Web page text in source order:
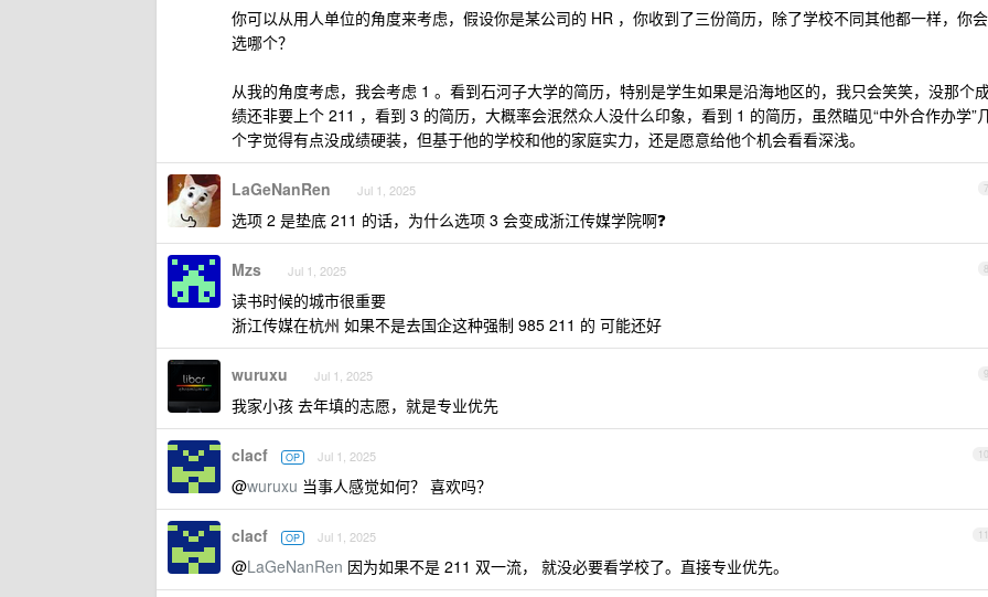
你可以从用人单位的角度来考虑，假设你是某公司的 HR ，你收到了三份简历，除了学校不同其他都一样，你会
选哪个？
从我的角度考虑，我会考虑 1 。看到石河子大学的简历，特别是学生如果是沿海地区的，我只会笑笑，没那个
绩还非要上个 211 ，看到 3 的简历，大概率会泯然众人没什么印象，看到 1 的简历，虽然瞄见“中外合作办学”
个字觉得有点没成绩硬装，但基于他的学校和他的家庭实力，还是愿意给他个机会看看深浅。
7
LaGeNanRen Jul 1, 2025
选项 2 是垫底 211 的话，为什么选项 3 会变成浙江传媒学院啊❓
8
Mzs Jul 1, 2025
读书时候的城市很重要
浙江传媒在杭州 如果不是去国企这种强制 985 211 的 可能还好
9
wuruxu Jul 1, 2025
我家小孩 去年填的志愿，就是专业优先
10
clacf OP Jul 1, 2025
@wuruxu 当事人感觉如何？ 喜欢吗？
11
clacf OP Jul 1, 2025
@LaGeNanRen 因为如果不是 211 双一流， 就没必要看学校了。直接专业优先。